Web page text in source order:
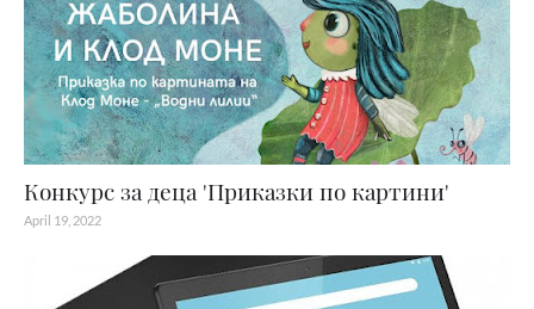
Конкурс за деца 'Приказки по картини'
April 19, 2022